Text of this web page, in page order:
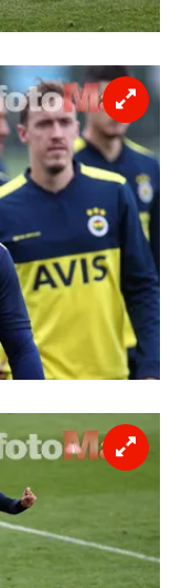
daha işlevsel
yönelik
amaçlarıyla
alan panel
ilişkin detaylı bilgi
Bilgilendirme
Kanunu uyarınca
ve sitemizde
ilgili bilgi